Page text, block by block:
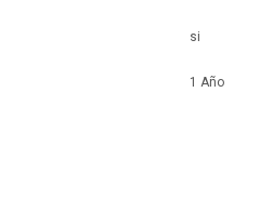
si
1 Año